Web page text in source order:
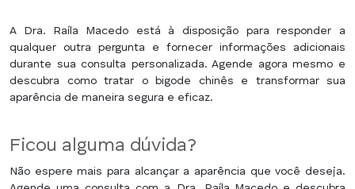
necessidades do paciente. Além dos procedimentos médicos,
como preenchimento e toxina botulínica, há também opções
como lasers fracionados, peelings químicos e
microagulhamento, que são populares e eficazes no combate
às rugas.
A Dra. Raíla Macedo está à disposição para responder a
qualquer outra pergunta e fornecer informações adicionais
durante sua consulta personalizada. Agende agora mesmo e
descubra como tratar o bigode chinês e transformar sua
aparência de maneira segura e eficaz.
Ficou alguma dúvida?
Não espere mais para alcançar a aparência que você deseja.